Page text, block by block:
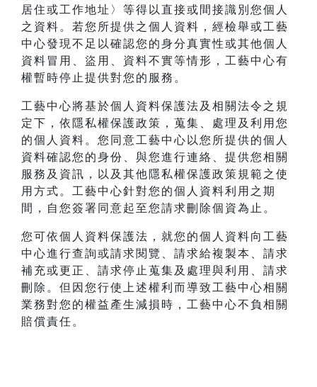
居住或工作地址〉等得以直接或間接識別您個人
之資料。若您所提供之個人資料，經檢舉或工藝
中心發現不足以確認您的身分真實性或其他個人
資料冒用、盜用、資料不實等情形，工藝中心有
權暫時停止提供對您的服務。
工藝中心將基於個人資料保護法及相關法令之規
定下，依隱私權保護政策，蒐集、處理及利用您
的個人資料。您同意工藝中心以您所提供的個人
資料確認您的身份、與您進行連絡、提供您相關
服務及資訊，以及其他隱私權保護政策規範之使
用方式。工藝中心針對您的個人資料利用之期
間，自您簽署同意起至您請求刪除個資為止。
您可依個人資料保護法，就您的個人資料向工藝
中心進行查詢或請求閱覽、請求給複製本、請求
補充或更正、請求停止蒐集及處理與利用、請求
刪除。但因您行使上述權利而導致工藝中心相關
業務對您的權益產生減損時，工藝中心不負相關
賠償責任。